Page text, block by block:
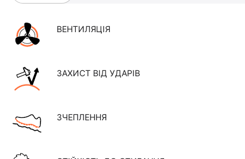
ВЕНТИЛЯЦІЯ
ЗАХИСТ ВІД УДАРІВ
ЗЧЕПЛЕННЯ